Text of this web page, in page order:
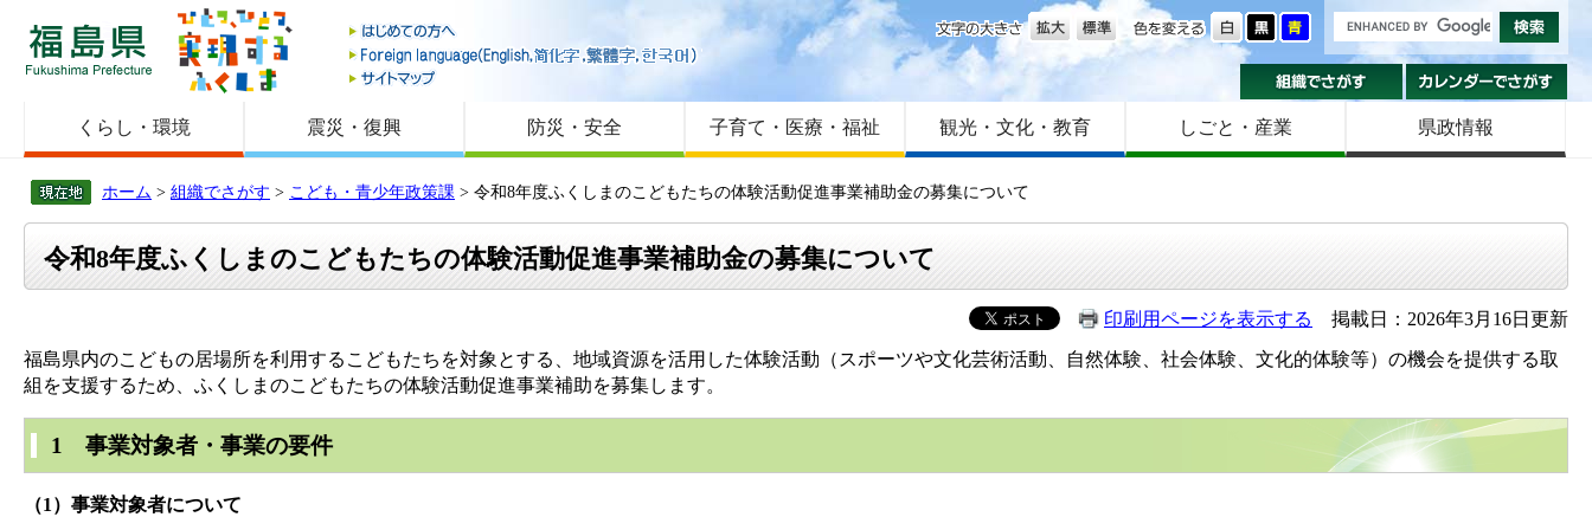
福島県
はじめての方へ
Foreign language
サイトマップ
色を変える
文字の大きさ
組織でさがす
くらし・環境 震災・復興 防災・安全 子育て・医療・福祉 観光・文化・教育 しごと・産業 県政情報
ホーム > 組織でさがす > こども・青少年政策課 > 令和8年度ふくしまのこどもたちの体験活動促進事業補助金の募集について
令和8年度ふくしまのこどもたちの体験活動促進事業補助金の募集について
印刷用ページを表示する
掲載日：2026年3月16日更新
福島県内のこどもの居場所を利用するこどもたちを対象とする、地域資源を活用した体験活動（スポーツや文化芸術活動、自然体験、社会体験、文化的体験等）の機会を提供する取
組を支援するため、ふくしまのこどもたちの体験活動促進事業補助を募集します。
1 事業対象者・事業の要件
（1）事業対象者について